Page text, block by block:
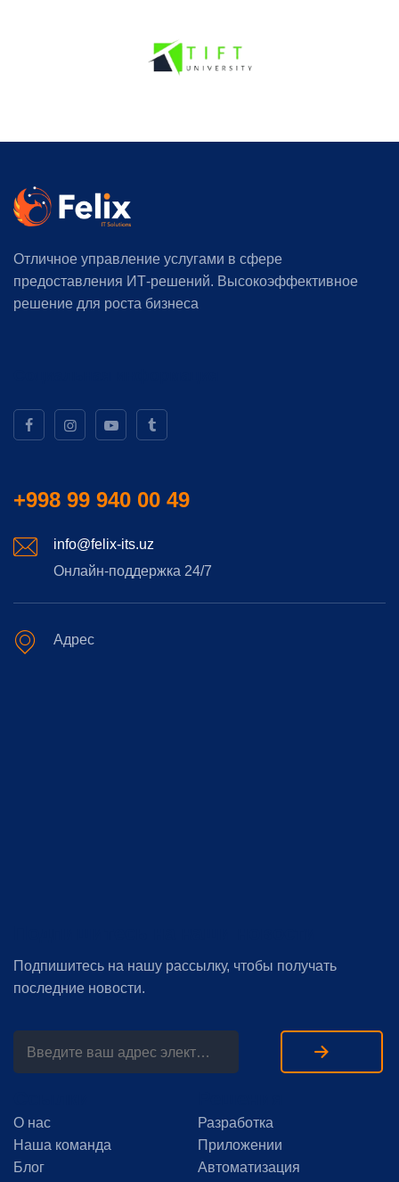
Отличное управление услугами в сфере
предоставления ИТ-решений. Высокоэффективное
решение для роста бизнеса
+998 99 940 00 49
info@felix-its.uz
Онлайн-поддержка 24/7
Адрес
Подпишитесь на нашу рассылку, чтобы получать
последние новости.
О нас
Наша команда
Блог
Разработка
Приложении
Автоматизация